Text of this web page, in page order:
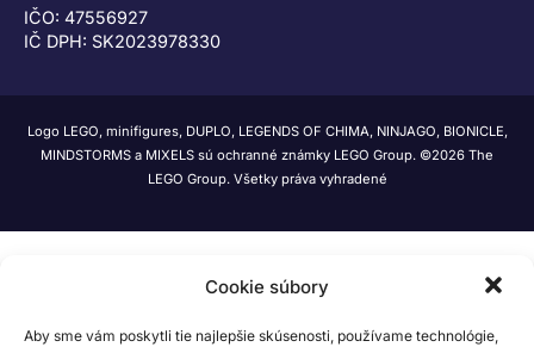
Cookie súbory
Aby sme vám poskytli tie najlepšie skúsenosti, používame technológie,
IČO: 47556927
IČ DPH: SK2023978330
Logo LEGO, minifigures, DUPLO, LEGENDS OF CHIMA, NINJAGO, BIONICLE,
MINDSTORMS a MIXELS sú ochranné známky LEGO Group. ©2026 The
LEGO Group. Všetky práva vyhradené